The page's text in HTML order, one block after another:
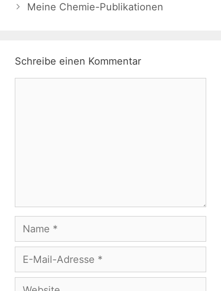
Meine Chemie-Publikationen
Schreibe einen Kommentar
Name
E-
Adresse
Website